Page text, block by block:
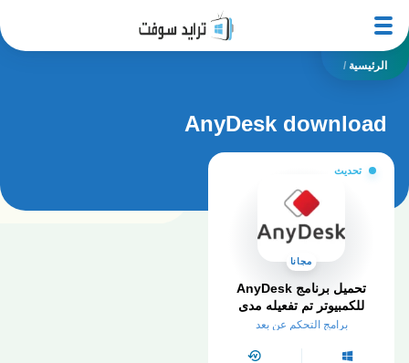
الرئيسية /
AnyDesk download
تحديث
مجانا
تحميل برنامج AnyDesk
للكمبيوتر تم تفعيله مدى
الحياة
برامج التحكم عن بعد